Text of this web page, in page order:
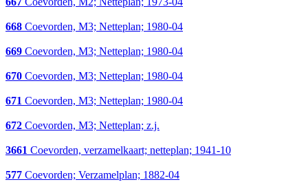
668 Coevorden, M3; Netteplan; 1980-04
669 Coevorden, M3; Netteplan; 1980-04
670 Coevorden, M3; Netteplan; 1980-04
671 Coevorden, M3; Netteplan; 1980-04
672 Coevorden, M3; Netteplan; z.j.
3661 Coevorden, verzamelkaart; netteplan; 1941-10
577 Coevorden; Verzamelplan; 1882-04